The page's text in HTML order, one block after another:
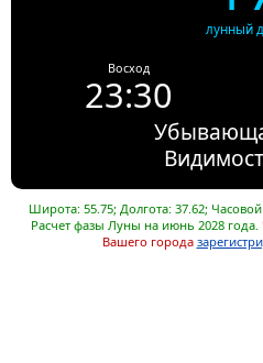
лунный
Восход
23:30
Широта: 55.75; Долгота: 37.62;
Расчет фазы Луны на июнь 2028 года.
Вашего города